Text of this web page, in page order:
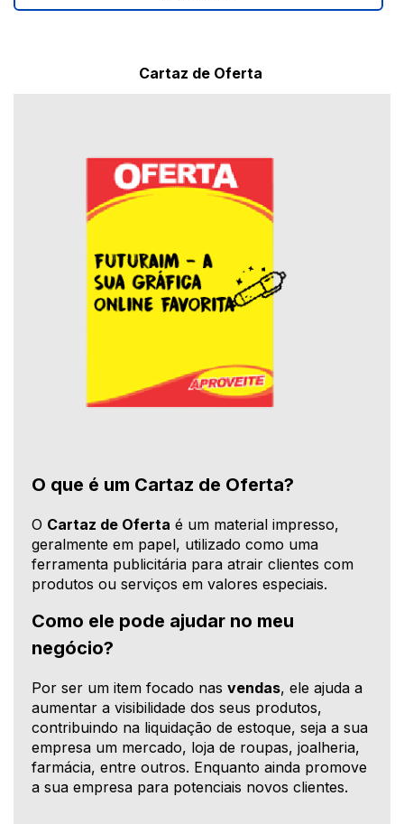
Cartaz de Oferta
O que é um Cartaz de Oferta?
O Cartaz de Oferta é um material impresso,
geralmente em papel, utilizado como uma
ferramenta publicitária para atrair clientes com
produtos ou serviços em valores especiais.
Como ele pode ajudar no meu
negócio?
Por ser um item focado nas vendas, ele ajuda a
aumentar a visibilidade dos seus produtos,
contribuindo na liquidação de estoque, seja a sua
empresa um mercado, loja de roupas, joalheria,
farmácia, entre outros. Enquanto ainda promove
a sua empresa para potenciais novos clientes.